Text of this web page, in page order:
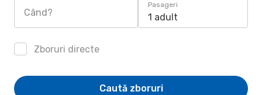
Când?
Pasageri
1 adult
Zboruri directe
Caută zboruri